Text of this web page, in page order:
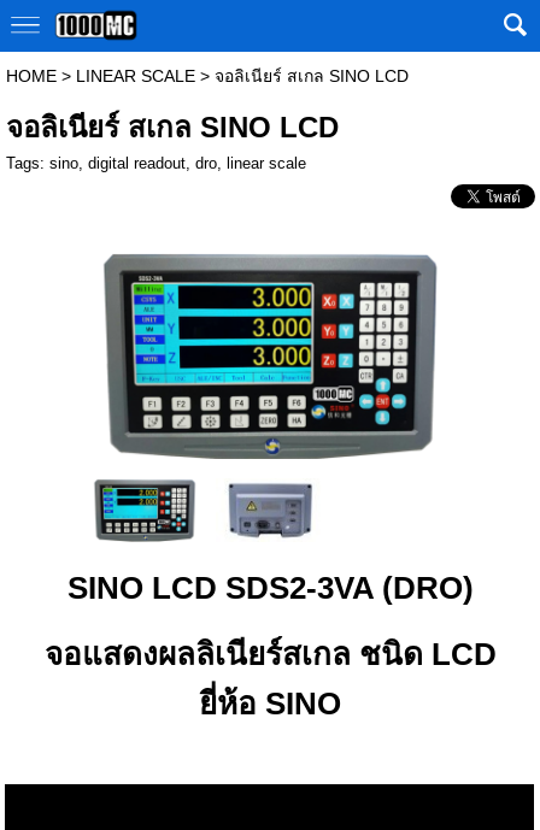
HOME> LINEAR SCALE> จอลิเนียร์ สเกล SINO LCD
จอลิเนียร์ สเกล SINO LCD
Tags: sino, digital readout, dro, linear scale
SINO LCD SDS2-3VA (DRO)
จอแสดงผลลิเนียร์สเกล ชนิด LCD
ยี่ห้อ SINO